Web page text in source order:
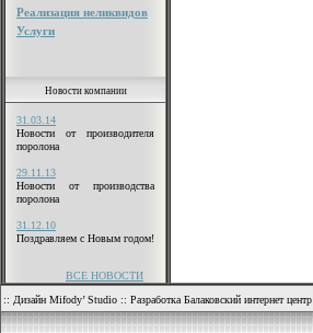
Реализация неликвидов
Услуги
Новости компании
31.03.14
Новости от производителя
поролона
29.11.13
Новости от производства
поролона
31.12.10
Поздравляем с Новым годом!
ВСЕ НОВОСТИ
:: Дизайн Mifody’ Studio :: Разработка Балаковский интернет центр